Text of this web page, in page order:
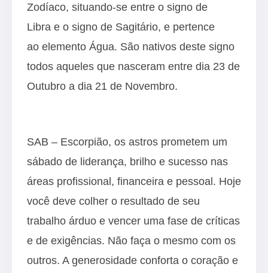
Zodíaco, situando-se entre o signo de
Libra e o signo de Sagitário, e pertence
ao elemento Água. São nativos deste signo
todos aqueles que nasceram entre dia 23 de
Outubro a dia 21 de Novembro.
SAB – Escorpião, os astros prometem um
sábado de liderança, brilho e sucesso nas
áreas profissional, financeira e pessoal. Hoje
você deve colher o resultado de seu
trabalho árduo e vencer uma fase de críticas
e de exigências. Não faça o mesmo com os
outros. A generosidade conforta o coração e